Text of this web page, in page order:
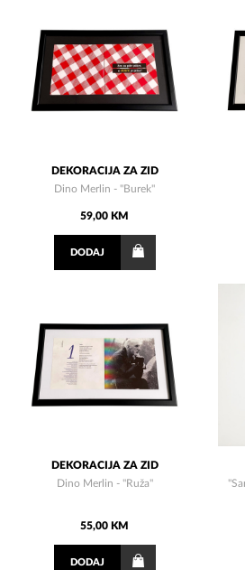
DEKORACIJA ZA ZID
Dino Merlin - "Burek"
59,00 KM
DODAJ
DEKORACIJA ZA ZID
Dino Merlin - "Ruža"
55,00 KM
DODAJ